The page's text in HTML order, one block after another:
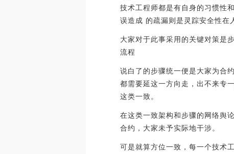
技术工程师都是有自身的习惯性
误造成 的疏漏则是灵踪安全性在
大家对于此事采用的关键对策是
流程
说白了的步骤统一便是大家为合
都需要延这一方向走，出不来专
这类一致。
在这类一致架构和步骤的网络舆
合约，大家未予实际地干涉。
可是就算方位一致，每一个技术